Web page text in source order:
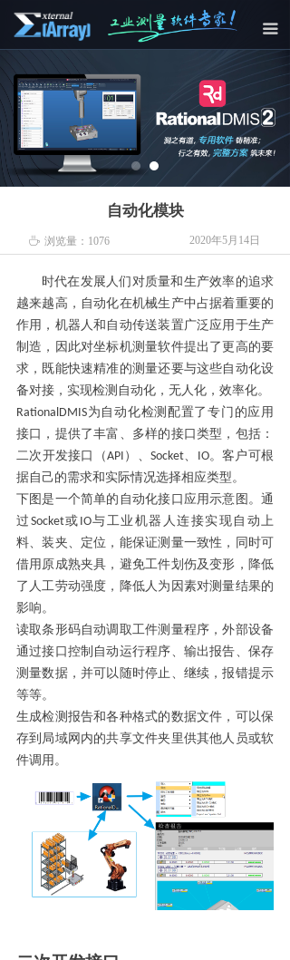
끀
自动化模块
时代在发展人们对质量和生产效率的追求
越来越高， 自动化在机械生产中占据着重要的
作用 ， 机器人和自动传送装置广泛应用于生产
制造，因此对坐标机测量软件提出了更高的要
求， 既能快速精准的测量还要与这些自动化设
备对接 ， 实现检测自动化，无人化，效率化。
RationalDMIS为自动化检测配置了专门的应用
接口，提供了丰富、多样的接口类型 ，包括：
二次开发接口（API ）、 Socket、 IO。客户可根
据自己的需求和实际情况选择相应类型。
下图是一个简单的自动化接口应用示意图。 通
过 Socket或 IO与工业机器人连接实现 自动上
料、装夹、定位，能保证测量一致性，同时可
借用原成熟夹具，避免工件划伤及变形 ， 降低
了人工劳动强度，降低人为因素对测量结果的
影响。
读取条形码自动调取工件测量程序 ，外部设备
通过接口控制 自动运行程序、输出报告、保存
测量数据，并可以随时停止、继续，报错提示
等等。
生成检测报告和各种格式的数据文件 ，可以保
存到局域网内的共享文件夹里供其他人员或软
件调用。
2020年5月14日
ꄘ 浏览量： 1076